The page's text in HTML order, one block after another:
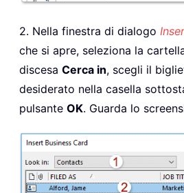
2. Nella finestra di dialogo
che si apre, seleziona la
discesa Cerca in, scegli il
desiderato nella casella
pulsante OK. Guarda lo